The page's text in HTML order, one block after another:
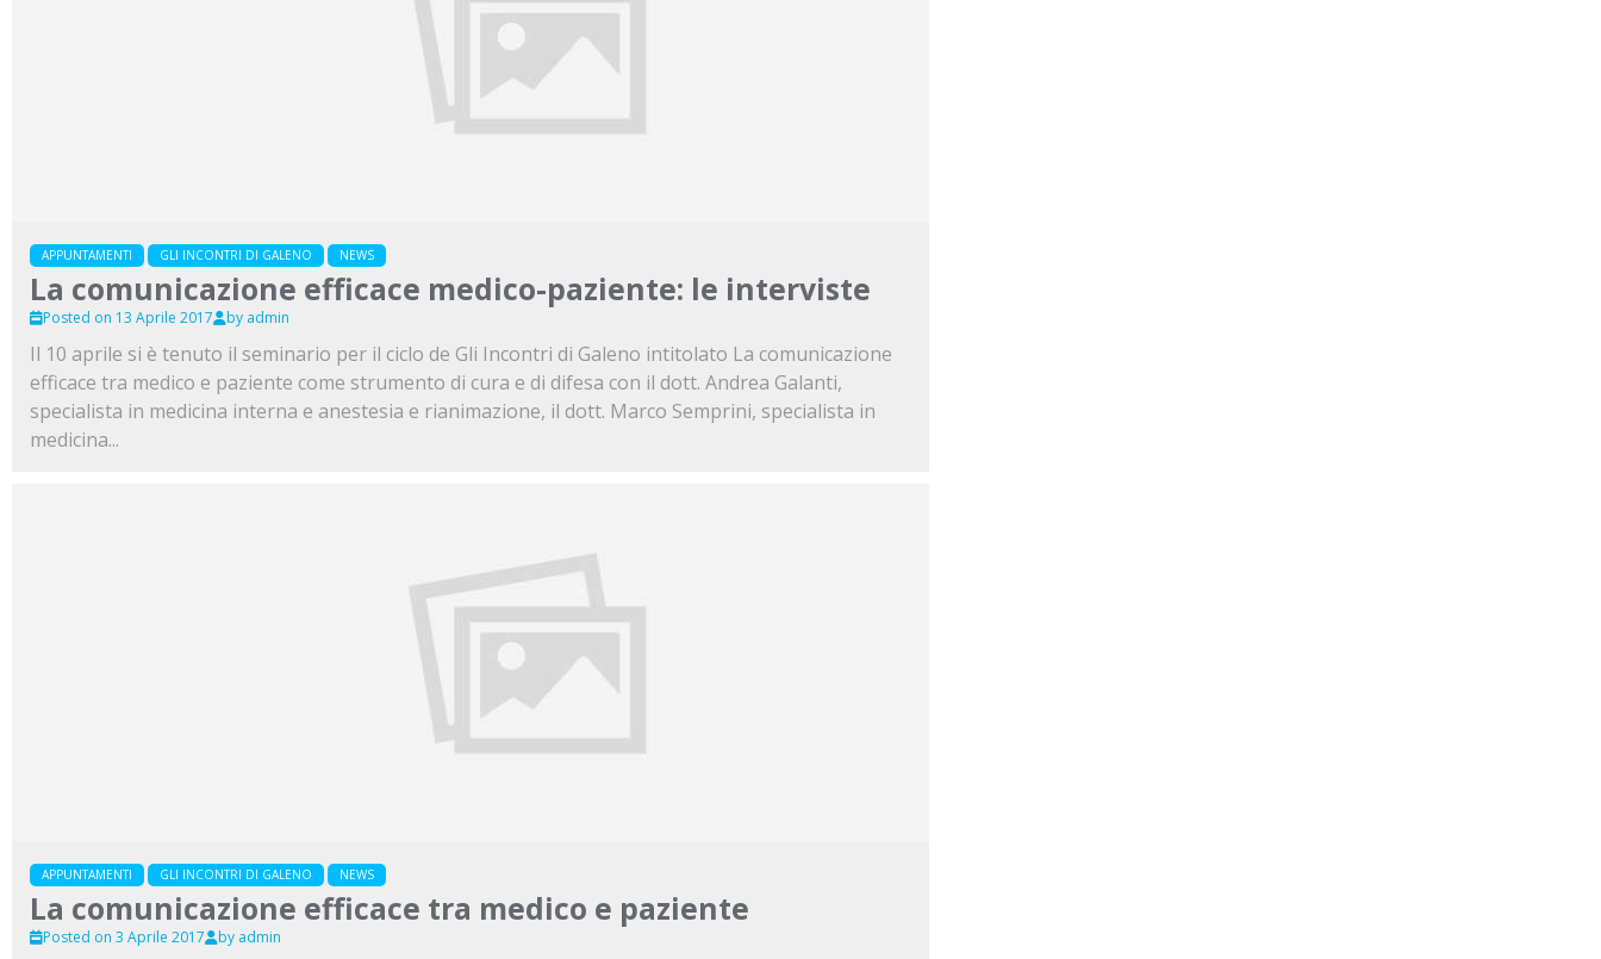
APPUNTAMENTI GLI INCONTRI DI GALENO NEWS
La comunicazione efficace medico-paziente: le interviste
Posted on 13 Aprile 2017 by admin
Il 10 aprile si è tenuto il seminario per il ciclo de Gli Incontri di Galeno intitolato La comunicazione
efficace tra medico e paziente come strumento di cura e di difesa con il dott. Andrea Galanti,
specialista in medicina interna e anestesia e rianimazione, il dott. Marco Semprini, specialista in
medicina...
APPUNTAMENTI GLI INCONTRI DI GALENO NEWS
La comunicazione efficace tra medico e paziente
Posted on 3 Aprile 2017 by admin